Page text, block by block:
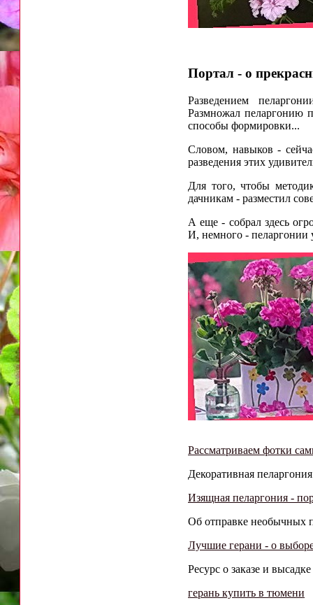
Портал - о
Разведением
Размножал пеларгонию
способы формировки...
Словом, навыков -
разведения этих
Для того, чтобы
дачникам - разместил
А еще - собрал здесь
И, немного - пеларгонии
Рассматриваем фотки
Декоративная
Изящная пеларгония -
Об отправке необычных
Лучшие герани - о
Ресурс о заказе и
герань купить в тюмени